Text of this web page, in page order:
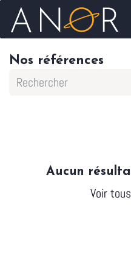
Se rendre au contenu
Nos références
Aucun
Voir